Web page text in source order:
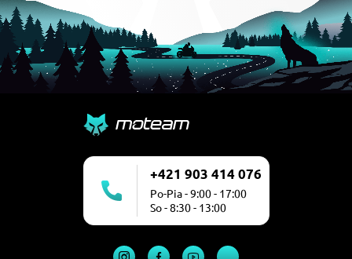
+421 903 414 076
Po-Pia - 9:00 - 17:00
So - 8:30 - 13:00